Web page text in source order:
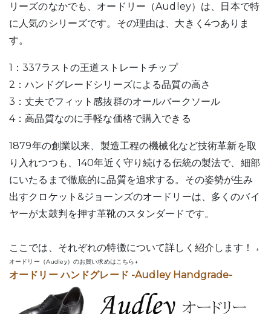
リーズのなかでも、オードリー（Audley）は、日本で特
に人気のシリーズです。その理由は、大きく4つありま
す。
1：337ラストの王道ストレートチップ
2：ハンドグレードシリーズによる品質の高さ
3：丈夫でフィット感抜群のオールバークソール
4：高品質なのに手軽な価格で購入できる
1879年の創業以来、製造工程の機械化など技術革新を取
り入れつつも、140年近く守り続ける伝統の製法で、細部
にいたるまで徹底的に品質を追求する。その姿勢が生み
出すクロケット&ジョーンズのオードリーは、多くのバイ
ヤーが太鼓判を押す革靴のスタンダードです。
ここでは、それぞれの特徴について詳しく紹介します！
↓
オードリー（Audley）のお買い求めはこちら↓
オードリー ハンドグレード -Audley Handgrade-